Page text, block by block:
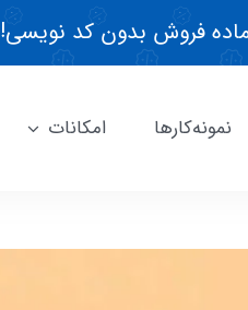
فروش بدون کد نویسی!
نمونه‌کارها امکانات